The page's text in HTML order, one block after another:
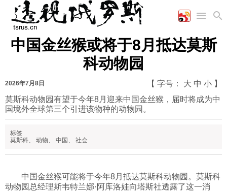
首页
国际
时政
军事
陆军
军事合作
评论
工业
能源
农业
美食
娱乐
漫画
视频
图表
中国金丝猴或将于8月抵达莫斯
科动物园
2026年7月8日 【 字号： 大 中 小 】
莫斯科动物园有望于今年8月迎来中国金丝猴，届时将成为中
国境外全球第三个引进该物种的动物园。
标签
莫斯科、 动物、 中国 、 社会
中国金丝猴可能将于今年8月抵达莫斯科动物园。莫斯科
动物园总经理斯韦特兰娜·阿库洛娃向塔斯社透露了这一消